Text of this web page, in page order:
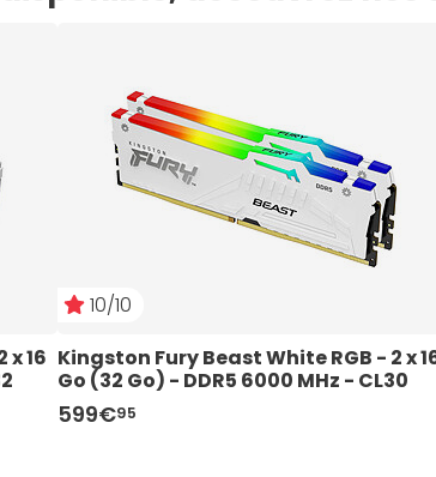
16
10/10
Kingston Fury Beast White RGB - 2 x
Go (32 Go) - DDR5 6000 MHz - CL30
599€95